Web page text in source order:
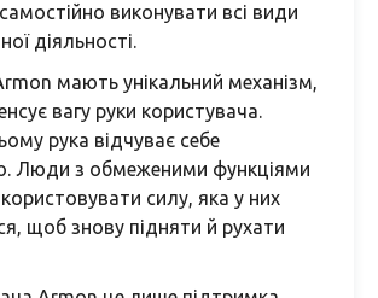
виконувати всі види
діяльності.
мають унікальний механізм,
вагу руки користувача.
рука відчуває себе
Люди з обмеженими функціями
силу, яка у них
щоб знову підняти й рухати